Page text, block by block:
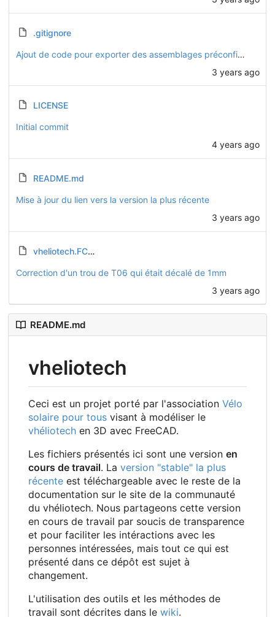
.gitignore
Ajout de code pour exporter des assemblages préconfigurés (basique, motorisée, solaire, intégrale)
3 years ago
LICENSE
Initial commit
4 years ago
README.md
Mise à jour du lien vers la version la plus récente
3 years ago
vheliotech.FCStd
Correction d'un trou de T06 qui était décalé de 1mm
3 years ago
README.md
vheliotech
Ceci est un projet porté par l'association Vélo
solaire pour tous visant à modéliser le
vhéliotech en 3D avec FreeCAD.
Les fichiers présentés ici sont une version en
cours de travail. La version "stable" la plus
récente est téléchargeable avec le reste de la
documentation sur le site de la communauté
du vhéliotech. Nous partageons cette version
en cours de travail par soucis de transparence
et pour faciliter les intéractions avec les
personnes intéressées, mais tout ce qui est
présenté dans ce dépôt est sujet à
changement.
L'utilisation des outils et les méthodes de
travail sont décrites dans le wiki.